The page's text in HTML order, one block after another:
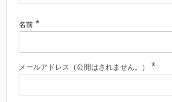
名前 *
メールアドレス（公開はされません。） *